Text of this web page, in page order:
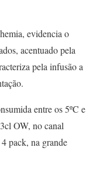
evidencia o
acentuado pela
pela infusão a
entre os 5ºC e
OW, no canal
pack, na grande